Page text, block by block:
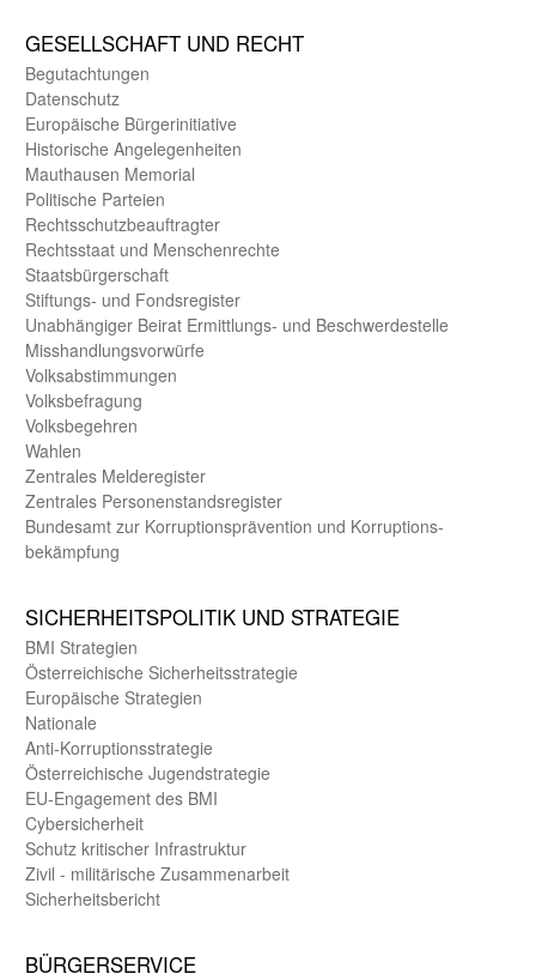
GE­SELL­SCHAFT UND RECHT
Begut­achtungen
Daten­schutz
Europäische Bürger­initiative
Historische Angelegen­heiten
Mauthausen Memorial
Politische Parteien
Rechts­schutz­beauftragter
Rechts­staat und Menschen­rechte
Staats­bürger­schaft
Stiftungs- und Fonds­register
Unab­hängiger Beirat Ermittlungs- und Beschwerde­stelle
Misshandlungs­vorwürfe
Volks­abstimmungen
Volks­befragung
Volks­begehren
Wahlen
Zentrales Melde­register
Zentrales Personen­stands­register
Bundes­amt zur Korrup­tions­prävention und Korrup­tions­
bekämpfung
SICHER­HEITS­POLITIK UND STRATEGIE
BMI Strategien
Öster­reichische Sicherheits­strategie
Europäische Strategien
Nationale
Anti-Korruptions­strategie
Öster­reichische Jugend­strategie
EU-Engagement des BMI
Cybersicherheit
Schutz kritischer Infra­struktur
Zivil - militärische Zusammen­arbeit
Sicherheits­bericht
BÜRGER­SERVICE